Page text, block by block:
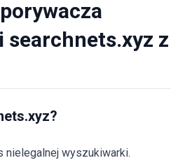
searchnets.xyz z
nielegalnej wyszukiwarki.